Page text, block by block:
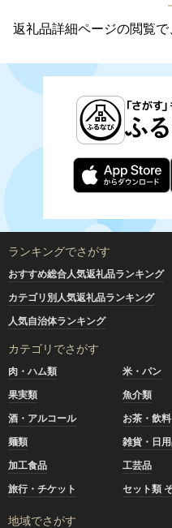
返礼品詳細ページの閲覧で
ランキングでさがす
おすすめ総合人気返礼品ランキング
カテゴリ別人気返礼品ランキング
人気自治体ランキング
カテゴリでさがす
肉・ハム類 米・パン
果実類
魚介類
酒・アルコール
お茶・飲料
麺類
雑貨・日
加工食品
工芸品
旅行・チケット
セット類
地域でさがす